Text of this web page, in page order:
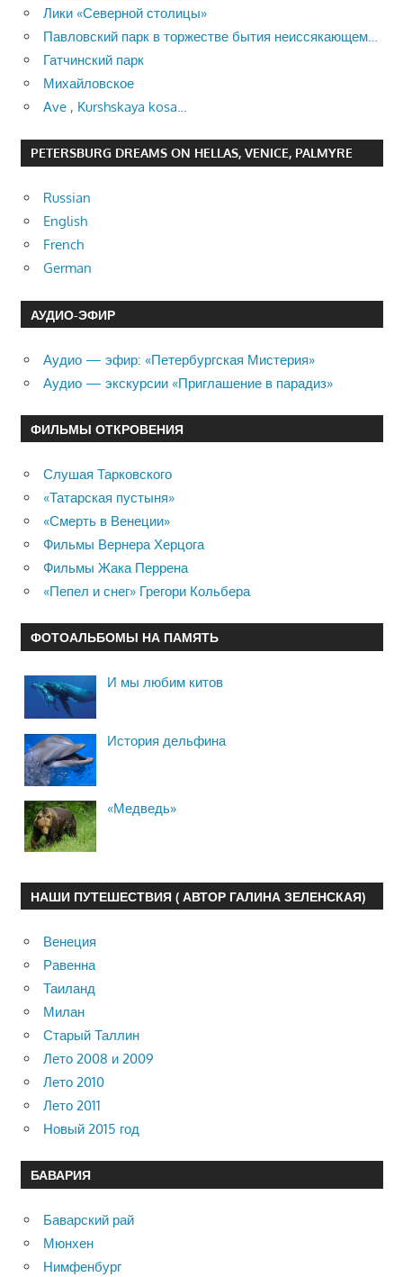
Лики «Северной столицы»
Павловский парк в торжестве бытия неиссякающем…
Гатчинский парк
Михайловское
Ave , Kurshskaya kosa…
PETERSBURG DREAMS ON HELLAS, VENICE, PALMYRE
Russian
English
French
German
АУДИО-ЭФИР
Аудио — эфир: «Петербургская Мистерия»
Аудио — экскурсии «Приглашение в парадиз»
ФИЛЬМЫ ОТКРОВЕНИЯ
Слушая Тарковского
«Татарская пустыня»
«Смерть в Венеции»
Фильмы Вернера Херцога
Фильмы Жака Перрена
«Пепел и снег» Грегори Кольбера
ФОТОАЛЬБОМЫ НА ПАМЯТЬ
И мы любим китов
История дельфина
«Медведь»
НАШИ ПУТЕШЕСТВИЯ ( АВТОР ГАЛИНА ЗЕЛЕНСКАЯ)
Венеция
Равенна
Таиланд
Милан
Старый Таллин
Лето 2008 и 2009
Лето 2010
Лето 2011
Новый 2015 год
БАВАРИЯ
Баварский рай
Мюнхен
Нимфенбург